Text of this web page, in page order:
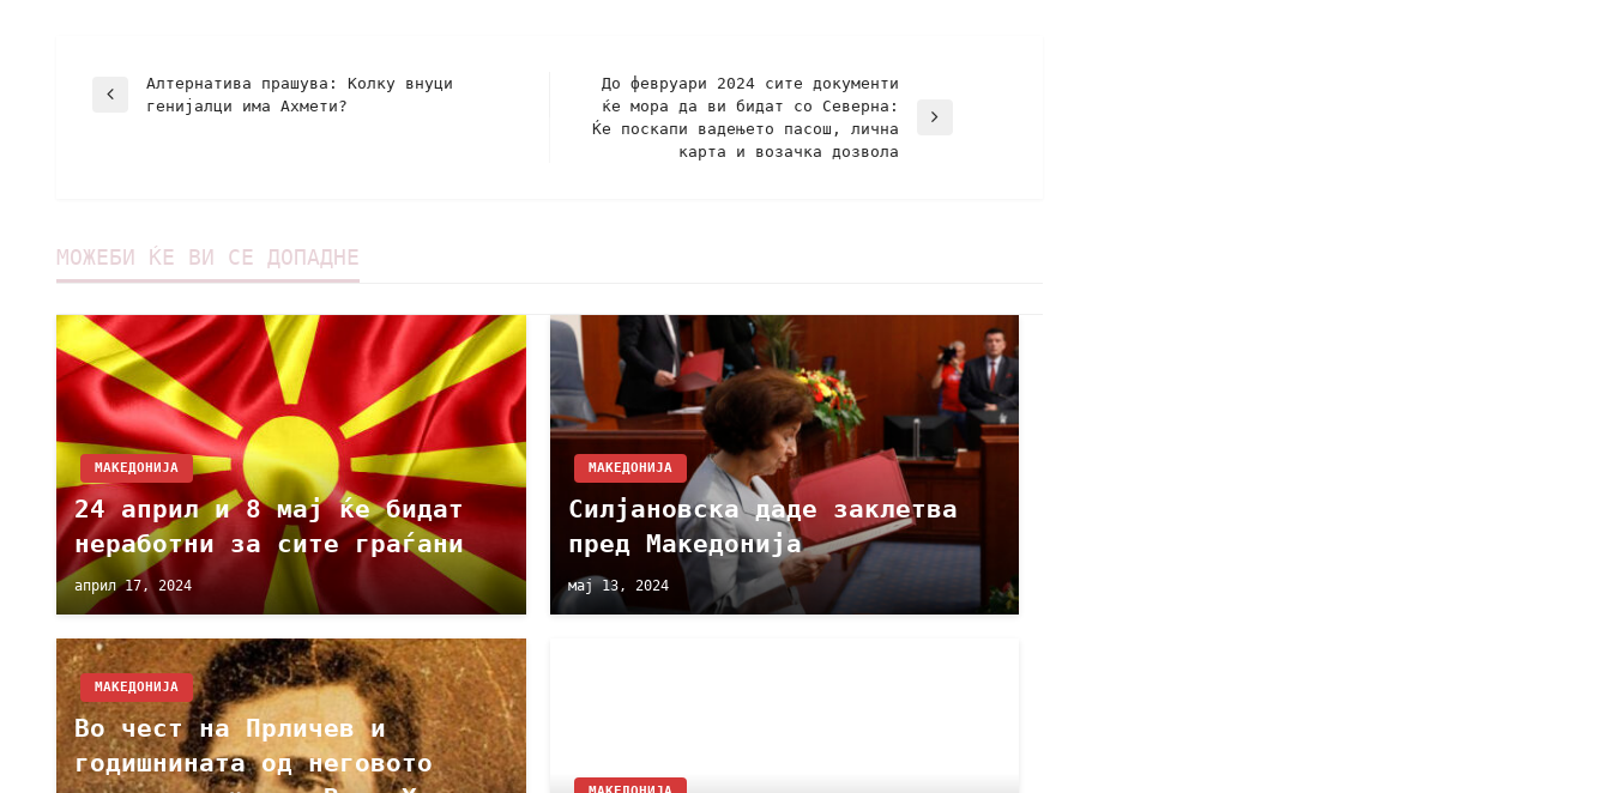
Алтернатива прашува: Колку внуци
генијалци има Ахмети?
До февруари 2024 сите документи
ќе мора да ви бидат со Северна:
Ќе поскапи вадењето пасош, лична
карта и возачка дозвола
МОЖЕБИ ЌЕ ВИ СЕ ДОПАДНЕ
МАКЕДОНИЈА
24 април и 8 мај ќе бидат
неработни за сите граѓани
април 17, 2024
МАКЕДОНИЈА
Силјановска даде заклетва
пред Македонија
мај 13, 2024
МАКЕДОНИЈА
Во чест на Прличев и
годишнината од неговото